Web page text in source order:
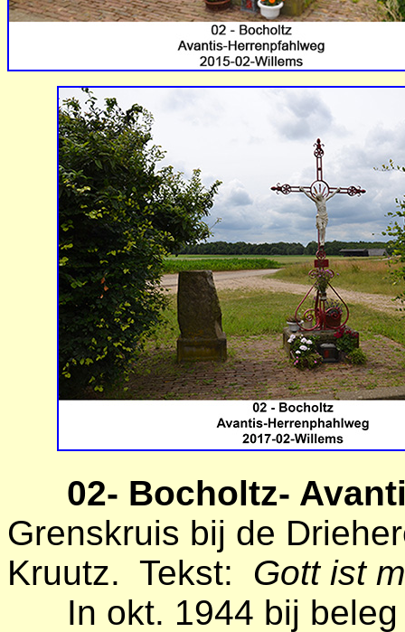
02- Bocholtz-
Grenskruis bij de
Kruutz. Tekst: Gott ist
In okt. 1944 bij